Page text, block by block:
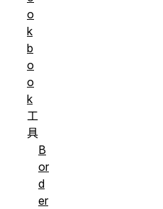
o
k
b
o
o
k
工
具
B
or
d
er